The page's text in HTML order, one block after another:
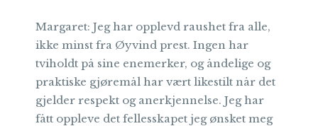
Margaret: Jeg har opplevd raushet fra alle,
ikke minst fra Øyvind prest. Ingen har
tviholdt på sine enemerker, og åndelige og
praktiske gjøremål har vært likestilt når det
gjelder respekt og anerkjennelse. Jeg har
fått oppleve det fellesskapet jeg ønsket meg